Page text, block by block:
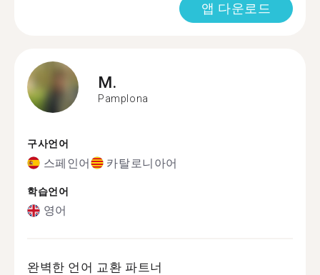
앱 다운로드
M.
Pamplona
구사언어
스페인어 카탈로니아어
학습언어
영어
완벽한 언어 교환 파트너